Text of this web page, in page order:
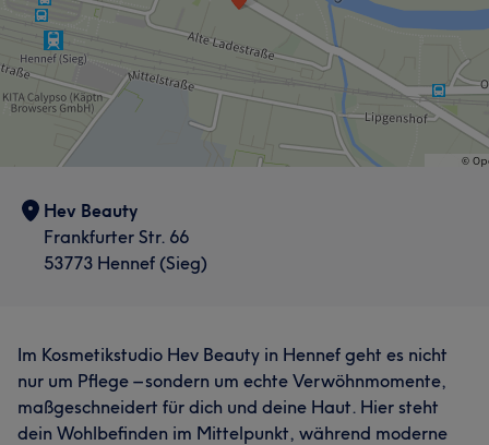
Hev Beauty
Frankfurter Str. 66
53773 Hennef (Sieg)
Im Kosmetikstudio Hev Beauty in Hennef geht es nicht
nur um Pflege – sondern um echte Verwöhnmomente,
maßgeschneidert für dich und deine Haut. Hier steht
dein Wohlbefinden im Mittelpunkt, während moderne